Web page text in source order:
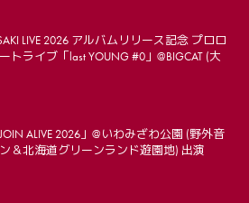
GOODS
LIVE 2026 アルバムリリース記念 プロロ
トライブ「last YOUNG #0」@BIGCAT (大
ALIVE 2026」@いわみざわ公園 (野外音
＆北海道グリーンランド遊園地) 出演